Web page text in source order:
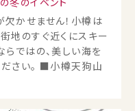
かせません！小樽は
地のすぐ近くにスキー
らではの、美しい海を
さい。 ■小樽天狗山